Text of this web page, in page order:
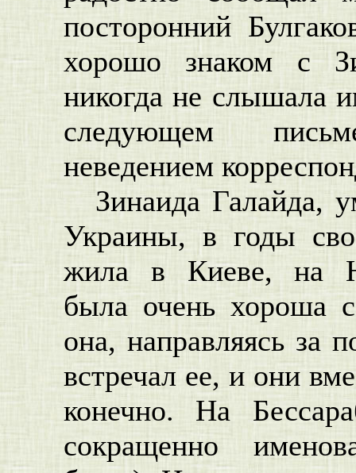
посторонний
хорошо знаком с
никогда не слышала
следующем
неведением
Зинаида Галайда,
Украины, в годы
жила в Киеве, на
была очень хороша
она, направляясь за
встречал ее, и они
конечно. На
сокращенно